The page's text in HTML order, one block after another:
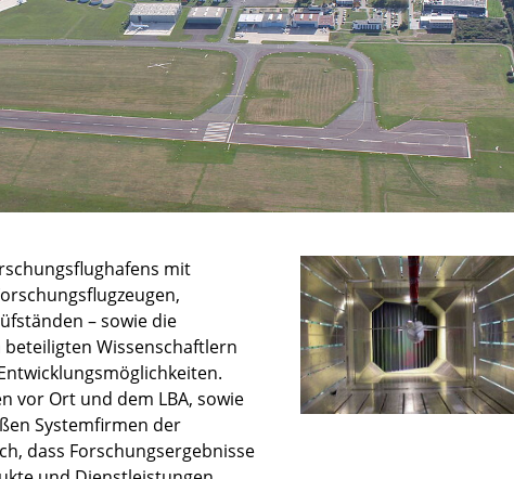
mit
– sowie die
Wissenschaftlern
vor Ort und dem LBA, sowie
Systemfirmen der
dass Forschungsergebnisse